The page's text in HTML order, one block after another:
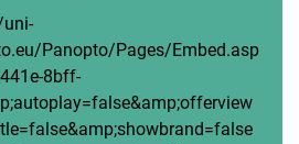
Panopto/Pages/Embed.asp
8bff-